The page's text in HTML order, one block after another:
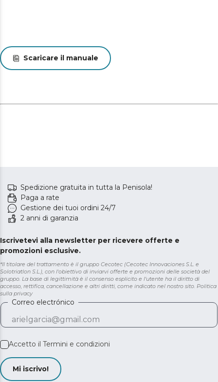
Scaricare il manuale
Spedizione gratuita in tutta la Penisola!
Paga a rate
Gestione dei tuoi ordini 24/7
2 anni di garanzia
Iscrivetevi alla newsletter per ricevere offerte e
promozioni esclusive.
*Il titolare del trattamento è il gruppo Cecotec (Cecotec Innovaciones S.L. e
Solotriatlon S.L.), con l'obiettivo di inviarvi offerte e promozioni delle società del
gruppo. La base di legittimità è il consenso esplicito e l'utente ha il diritto di
accesso, rettifica, cancellazione e altri diritti, come indicato nel nostro sito. Politica
sulla privacy
Correo electrónico
Accetto il Termini e condizioni
Mi iscrivo!